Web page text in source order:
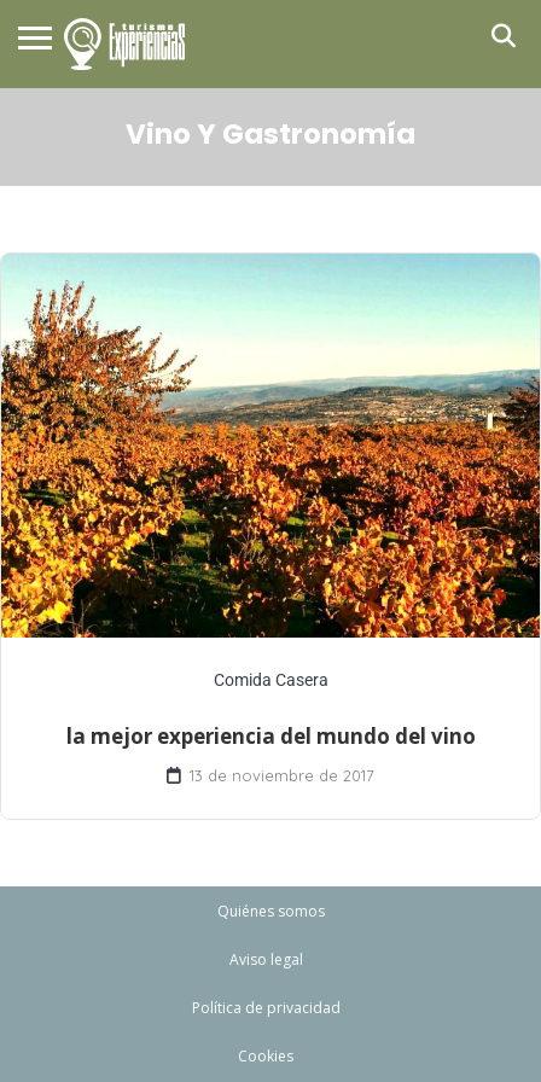
Vino Y Gastronomía
Comida Casera
la mejor experiencia del mundo del vino
13 de noviembre de 2017
Quiénes somos
Aviso legal
Política de privacidad
Cookies